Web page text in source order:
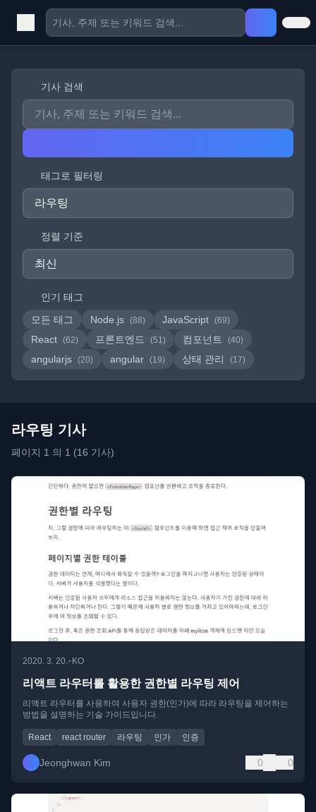
기사 검색
태그로 필터링
정렬 기준
인기 태그
모든 태그
Node.js (88) JavaScript (69)
React (62) 프론트엔드 (51) 컴포넌트 (40)
angularjs (20) angular (19) 상태 관리 (17)
라우팅 기사
페이지 1 의 1 (16 기사)
2020. 3. 20.• KO
리액트 라우터를 활용한 권한별 라우팅 제어
리액트 라우터를 사용하여 사용자 권한(인가)에 따라 라우팅을 제어하는
방법을 설명하는 기술 가이드입니다.
React react router 라우팅 인가 인증
Jeonghwan Kim 0 0